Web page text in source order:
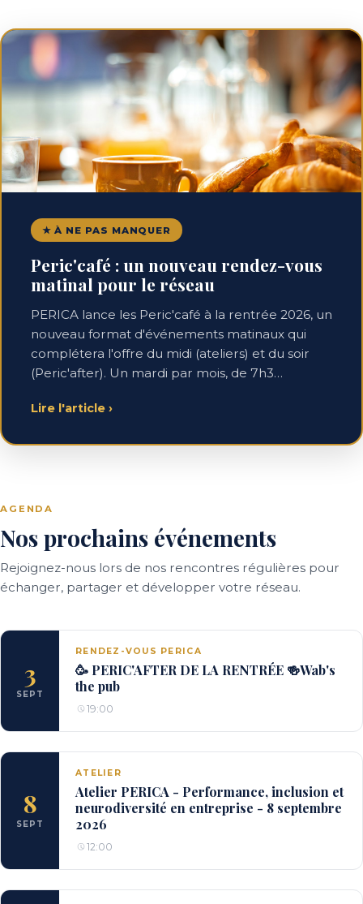
★ À NE PAS MANQUER
Peric'café : un nouveau rendez-vous
matinal pour le réseau
PERICA lance les Peric'café à la rentrée 2026, un
nouveau format d'événements matinaux qui
complétera l'offre du midi (ateliers) et du soir
(Peric'after). Un mardi par mois, de 7h3…
Lire l'article ›
AGENDA
Nos prochains événements
Rejoignez-nous lors de nos rencontres régulières pour
échanger, partager et développer votre réseau.
3
SEPT
RENDEZ-VOUS PERICA
🥳 PERIC'AFTER DE LA RENTRÉE 🍻Wab's
the pub
19:00
8
SEPT
ATELIER
Atelier PERICA - Performance, inclusion et
neurodiversité en entreprise - 8 septembre
2026
12:00